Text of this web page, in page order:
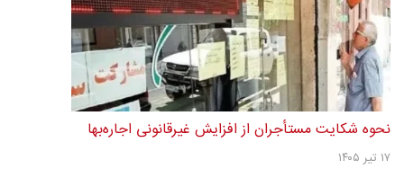
نحوه شکایت مستأجران از افزایش غیرقانونی اجاره‌بها
۱۷ تیر ۱۴۰۵